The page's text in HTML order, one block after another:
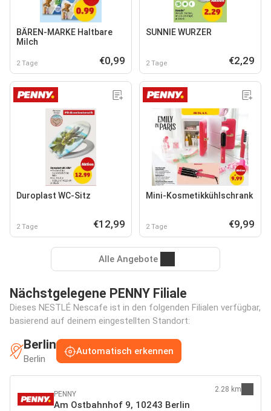
BÄREN-MARKE Haltbare
Milch
2 Tage €0,99
SUNNIE WURZER
2 Tage €2,29
Duroplast WC-Sitz
2 Tage €12,99
Mini-Kosmetikkühlschrank
2 Tage €9,99
Alle Angebote
Nächstgelegene PENNY Filiale
Dieses NESTLÉ Nescafe ist in den folgenden Filialen verfügbar,
basierend auf deinem eingestellten Standort:
Berlin
Berlin
Automatisch erkennen
PENNY
Am Ostbahnhof 9, 10243 Berlin
2.28 km